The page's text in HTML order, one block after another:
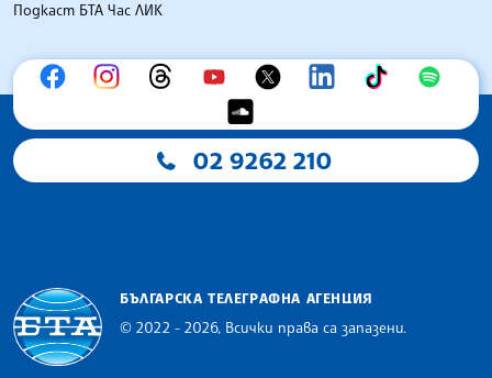
Подкаст БТА Час ЛИК
02 9262 210
БЪЛГАРСКА ТЕЛЕГРАФНА АГЕНЦИЯ
© 2022 - 2026, Всички права са запазени.